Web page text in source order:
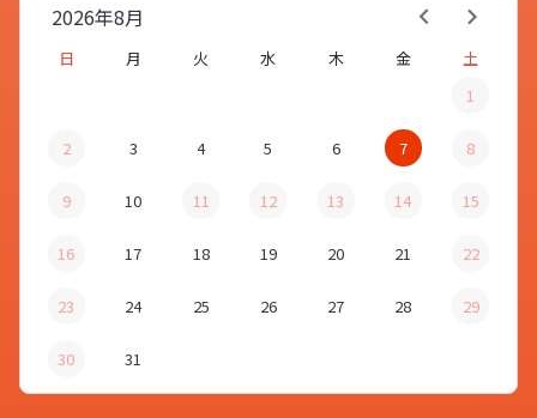
8月
2026年
日 月 火 水 木 金
土
1
2 3 4 5 6 7 8
9 10 11 12 13 14 15
16 17 18 19 20 21 22
23 24 25 26 27 28 29
30 31